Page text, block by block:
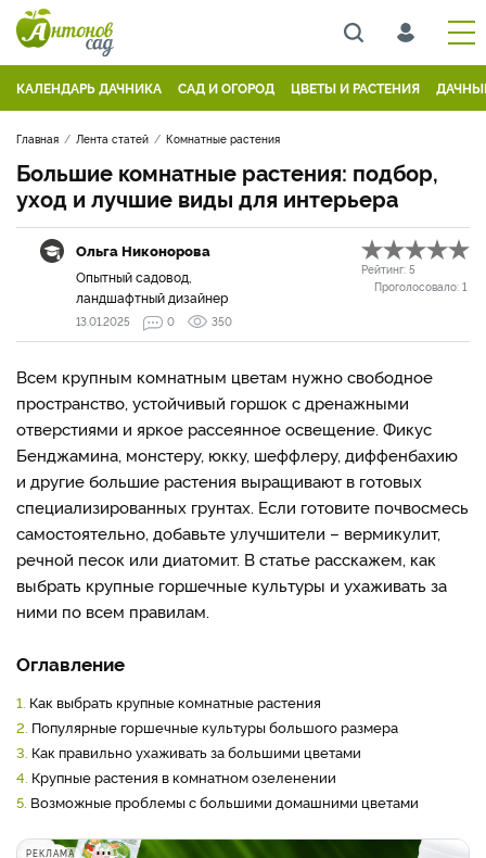
КАЛЕНДАРЬ ДАЧНИКА САД И ОГОРОД ЦВЕТЫ И РАСТЕНИЯ
Главная Лента статей Комнатные растения
Большие комнатные растения: подбор,
уход и лучшие виды для интерьера
Ольга Никонорова
Опытный садовод,
ландшафтный дизайнер
Рейтинг: 5
Проголосовало: 1
13.01.2025 0 350
Всем крупным комнатным цветам нужно свободное
пространство, устойчивый горшок с дренажными
отверстиями и яркое рассеянное освещение. Фикус
Бенджамина, монстеру, юкку, шеффлеру, диффенбахию
и другие большие растения выращивают в готовых
специализированных грунтах. Если готовите почвосмесь
самостоятельно, добавьте улучшители – вермикулит,
речной песок или диатомит. В статье расскажем, как
выбрать крупные горшечные культуры и ухаживать за
ними по всем правилам.
Оглавление
1. Как выбрать крупные комнатные растения
2. Популярные горшечные культуры большого размера
3. Как правильно ухаживать за большими цветами
4. Крупные растения в комнатном озеленении
5. Возможные проблемы с большими домашними цветами
РЕКЛАМА